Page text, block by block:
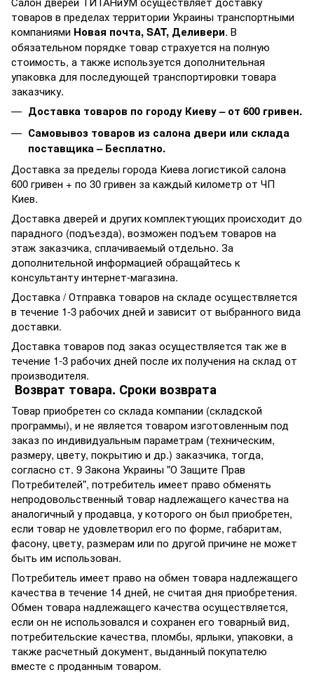
товаров в пределах территории Украины транспортными
компаниями Новая почта, SAT, Деливери. В
обязательном порядке товар страхуется на полную
стоимость, а также используется дополнительная
упаковка для последующей транспортировки товара
заказчику.
Доставка товаров по городу Киеву – от 600 гривен.
Самовывоз товаров из салона двери или склада
поставщика – Бесплатно.
Доставка за пределы города Киева логистикой салона
600 гривен + по 30 гривен за каждый километр от ЧП
Киев.
Доставка дверей и других комплектующих происходит до
парадного (подъезда), возможен подъем товаров на
этаж заказчика, сплачиваемый отдельно. За
дополнительной информацией обращайтесь к
консультанту интернет-магазина.
Доставка / Отправка товаров на складе осуществляется
в течение 1-3 рабочих дней и зависит от выбранного вида
доставки.
Доставка товаров под заказ осуществляется так же в
течение 1-3 рабочих дней после их получения на склад от
производителя.
Возврат товара. Сроки возврата
Товар приобретен со склада компании (складской
программы), и не является товаром изготовленным под
заказ по индивидуальным параметрам (техническим,
размеру, цвету, покрытию и др.) заказчика, тогда,
согласно ст. 9 Закона Украины "О Защите Прав
Потребителей", потребитель имеет право обменять
непродовольственный товар надлежащего качества на
аналогичный у продавца, у которого он был приобретен,
если товар не удовлетворил его по форме, габаритам,
фасону, цвету, размерам или по другой причине не может
быть им использован.
Потребитель имеет право на обмен товара надлежащего
качества в течение 14 дней, не считая дня приобретения.
Обмен товара надлежащего качества осуществляется,
если он не использовался и сохранен его товарный вид,
потребительские качества, пломбы, ярлыки, упаковки, а
также расчетный документ, выданный покупателю
вместе с проданным товаром.